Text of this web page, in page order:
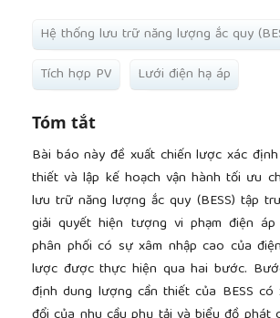
Hệ thống lưu trữ năng lượng ắc quy
Tích hợp PV
Lưới điện hạ áp
Tóm tắt
Bài báo này đề xuất chiến lược xác
thiết và lập kế hoạch vận hành tối ưu
lưu trữ năng lượng ắc quy (BESS) tập
giải quyết hiện tượng vi phạm điện
phân phối có sự xâm nhập cao của
lược được thực hiện qua hai bước.
định dung lượng cần thiết của BESS